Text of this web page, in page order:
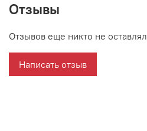
Отзывы
Отзывов еще никто не оставлял
Написать отзыв